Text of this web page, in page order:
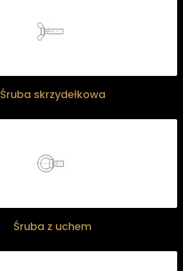
Śruba skrzydełkowa
Śruba z uchem